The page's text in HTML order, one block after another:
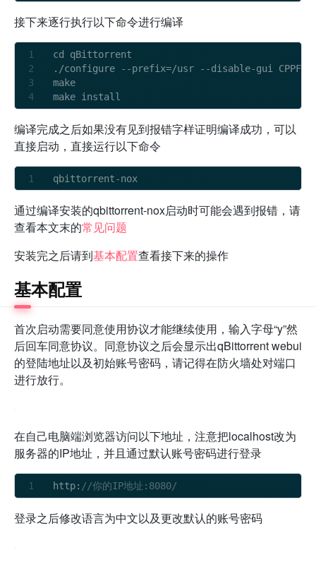
接下来逐行执行以下命令进行编译
cd qBittorrent
./configure
- -prefix=/usr - -disable-gui
make
编译完成之后如果没有见到报错字样证明编译成功，可以
直接启动，直接运行以下命令
qbittorrent-
通过编译安装的qbittorrent-nox启动时可能会遇到报错，请
查看本文末的常见问题
安装完之后请到基本配置查看接下来的操作
基本配置
首次启动需要同意使用协议才能继续使用，输入字母“y”然
后回车同意协议。同意协议之后会显示出qBittorrent webui
的登陆地址以及初始账号密码，请记得在防火墙处对端口
进行放行。
在自己电脑端浏览器访问以下地址，注意把localhost改为
服务器的IP地址，并且通过默认账号密码进行登录
http: //你的IP地址:8080/
登录之后修改语言为中文以及更改默认的账号密码